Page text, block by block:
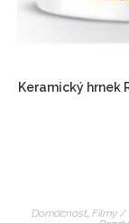
Keramický hrnek
Domácnost, Filmy /